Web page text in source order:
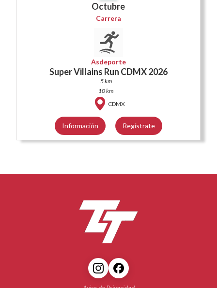
Octubre
Carrera
Asdeporte
Super Villains Run CDMX 2026
5 km
10 km
CDMX
Información Regístrate